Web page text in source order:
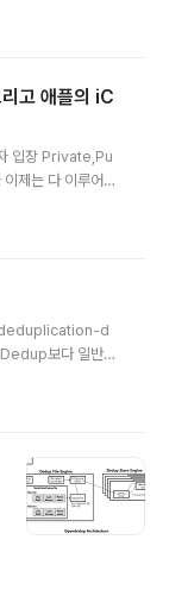
request, 하루에
다네요 -- 초당 4
현재는 Scala로
고 애플의 iC
입장 Private,Pu
제는 다 이루어졌
는 Private 기업
시킨 것에 불과
기업이 아니라
..
d
보다 일반적